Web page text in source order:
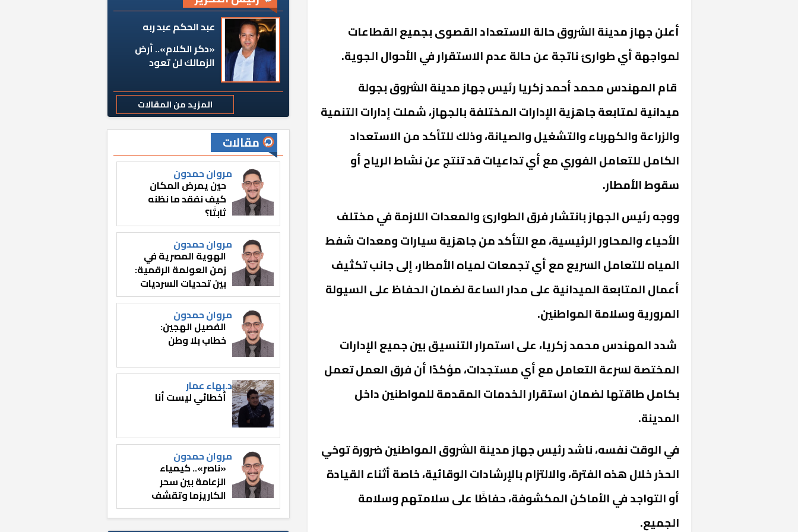
أعلن جهاز مدينة الشروق حالة الاستعداد القصوى بجميع القطاعات
لمواجهة أي طوارئ ناتجة عن حالة عدم الاستقرار في الأحوال الجوية.
قام المهندس محمد أحمد زكريا رئيس جهاز مدينة الشروق بجولة
ميدانية لمتابعة جاهزية الإدارات المختلفة بالجهاز، شملت إدارات التنمية
والزراعة والكهرباء والتشغيل والصيانة، وذلك للتأكد من الاستعداد
الكامل للتعامل الفوري مع أي تداعيات قد تنتج عن نشاط الرياح أو
سقوط الأمطار.
ووجه رئيس الجهاز بانتشار فرق الطوارئ والمعدات اللازمة في مختلف
الأحياء والمحاور الرئيسية، مع التأكد من جاهزية سيارات ومعدات شفط
المياه للتعامل السريع مع أي تجمعات لمياه الأمطار، إلى جانب تكثيف
أعمال المتابعة الميدانية على مدار الساعة لضمان الحفاظ على السيولة
المرورية وسلامة المواطنين.
شدد المهندس محمد زكريا، على استمرار التنسيق بين جميع الإدارات
المختصة لسرعة التعامل مع أي مستجدات، مؤكدًا أن فرق العمل تعمل
بكامل طاقتها لضمان استقرار الخدمات المقدمة للمواطنين داخل
المدينة.
في الوقت نفسه، ناشد رئيس جهاز مدينة الشروق المواطنين ضرورة توخي
الحذر خلال هذه الفترة، والالتزام بالإرشادات الوقائية، خاصة أثناء القيادة
أو التواجد في الأماكن المكشوفة، حفاظًا على سلامتهم وسلامة
الجميع.
عبد الحكم عبد ربه
«دكر الكلام».. أرض
الزمالك لن تعود
المزيد من المقالات
مقالات
مروان حمدون
حين يمرض المكان
كيف نفقد ما نظنه
ثابتًا؟
مروان حمدون
الهوية المصرية في
زمن العولمة الرقمية:
بين تحديات السرديات
وصناعة الوعي
مروان حمدون
الفصيل الهجين:
خطاب بلا وطن
د.بهاء عمار
أخطائي ليست أنا
مروان حمدون
«ناصر».. كيمياء
الزعامة بين سحر
الكاريزما وتقشف
الثائر